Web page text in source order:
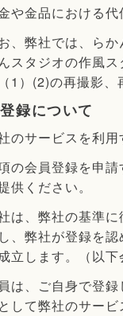
や金品における代
、弊社では、らか
スタジオの作風
1）(2)の再撮影、
録について
のサービスを利用
の会員登録を申請
供ください。
は、弊社の基準に
、弊社が登録を
立します。（以下
は、ご自身で登録
して弊社のサービ